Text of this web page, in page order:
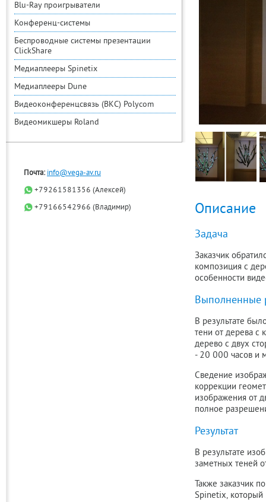
Blu-Ray проигрыватели
Конференц-системы
Беспроводные системы презентации
ClickShare
Медиаплееры Spinetix
Медиаплееры Dune
Видеоконференцсвязь (ВКС) Polycom
Видеомикшеры Roland
Почта: info@vega-av.ru
+79261581356 (Алексей)
+79166542966 (Владимир)
Описание
Задача
Заказчик
композиция с
особенности
Выполненные
В результате
тени от дерева с
дерево с двух
- 20 000 часов и
Сведение
коррекции
изображения от
полное
Результат
В результате
заметных теней
Также заказчик
Spinetix, который